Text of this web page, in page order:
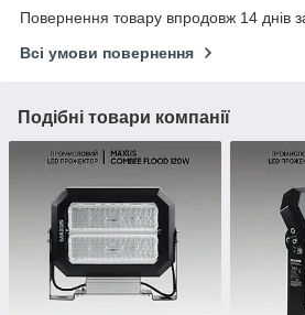
Повернення товару впродовж 14 днів
Всі умови повернення
Подібні товари компанії